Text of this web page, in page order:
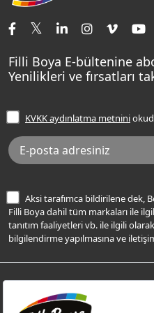
Tavan Boyaları
Ev Bakım ve Hobi Boyaları
Yatak Odası Renkleri
Sentomaxx Sentetik Boya
Sentomaxx İpeksi Mat
Momento Life
Şampanya Rengi
Açık Mavi Rengi
Frezya Rengi
İletişim Bilgilerimiz
Renk Danışma
Filli Ustam
Sıkça Sorulan Sorular
Ücretsiz Yalıtım Keşif
Bilgi Toplumu Hizmetleri
İnternet Sitesi Kullanım
KVKK Talep Formu
KVKK Aydınlatma Metni
Filli Boya E-bültenine
Yenilikleri ve fırsatları
KVKK aydınlatma metnini
Aksi tarafımca bildirilene dek,
Filli Boya dahil tüm markaları ile
tanıtım faaliyetleri vb. ile ilgili
bilgilendirme yapılmasına ve